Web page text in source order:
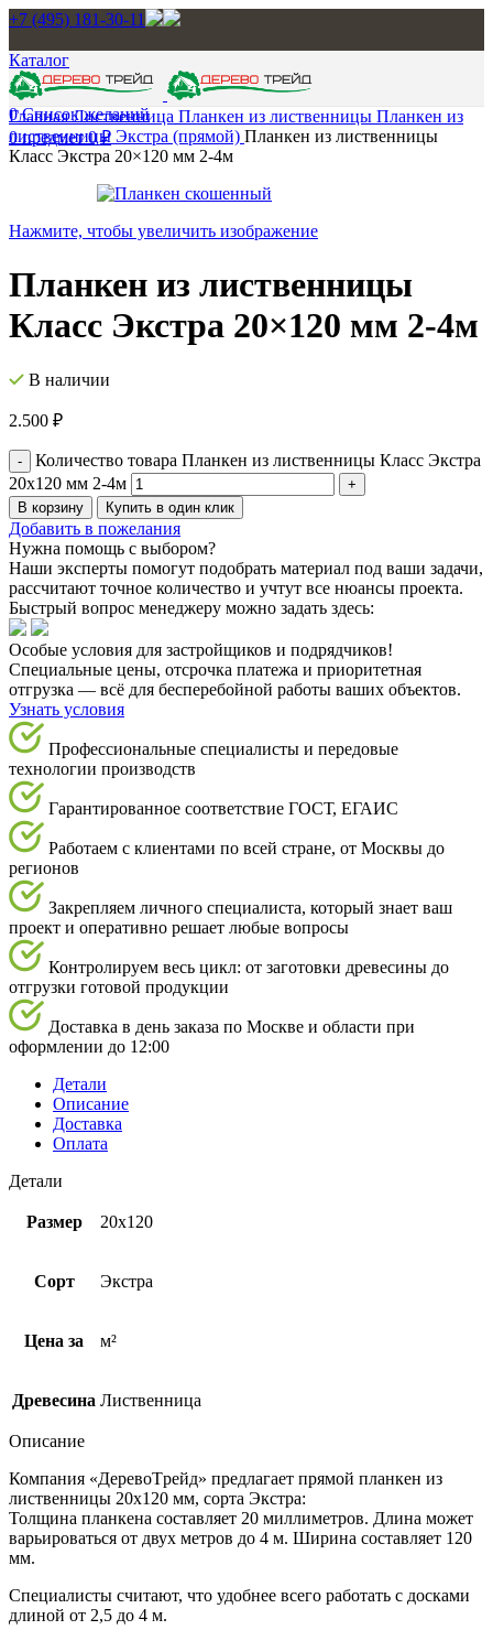
+7 (495) 181-30-11
Каталог
0Список желаний
0предмет 0₽
ГлавнаяЛиственница Планкен из лиственницы Планкен из
лиственницы Экстра (прямой) Планкен из лиственницы
Класс Экстра 20×120 мм 2-4м
Нажмите, чтобы увеличить изображение
Планкен из лиственницы
Класс Экстра 20×120 мм 2-4м
В наличии
2.500 ₽
Количество товара Планкен из лиственницы Класс Экстра
20x120 мм 2-4м
В корзину Купить в один клик
Добавить в пожелания
Нужна помощь с выбором?
Наши эксперты помогут подобрать материал под ваши задачи,
рассчитают точное количество и учтут все нюансы проекта.
Быстрый вопрос менеджеру можно задать здесь:
Особые условия для застройщиков и подрядчиков!
Специальные цены, отсрочка платежа и приоритетная
отгрузка — всё для бесперебойной работы ваших объектов.
Узнать условия
Профессиональные специалисты и передовые
технологии производств
Гарантированное соответствие ГОСТ, ЕГАИС
Работаем с клиентами по всей стране, от Москвы до
регионов
Закрепляем личного специалиста, который знает ваш
проект и оперативно решает любые вопросы
Контролируем весь цикл: от заготовки древесины до
отгрузки готовой продукции
Доставка в день заказа по Москве и области при
оформлении до 12:00
Детали
Описание
Доставка
Оплата
Детали
Размер 20х120
Сорт Экстра
Цена за м²
Древесина Лиственница
Описание
Компания «ДеревоTрейд» предлагает прямой планкен из
лиственницы 20х120 мм, сорта Экстра:
Толщина планкена составляет 20 миллиметров. Длина может
варьироваться от двух метров до 4 м. Ширина составляет 120
мм.
Специалисты считают, что удобнее всего работать с досками
длиной от 2,5 до 4 м.